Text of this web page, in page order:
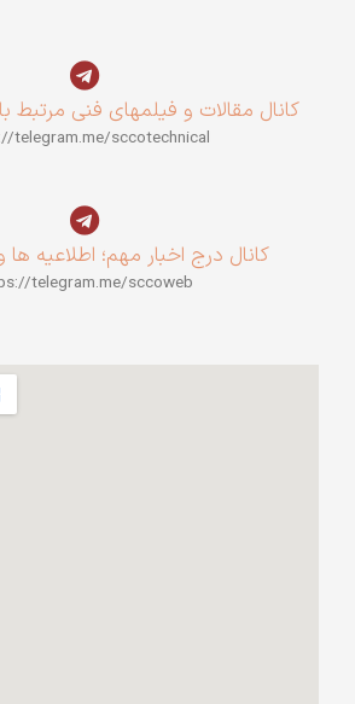
کانال مقالات و فیلمهای فنی
telegram.me/sccotechnical
کانال درج اخبار مهم؛ اطلاعیه
telegram.me/sccoweb